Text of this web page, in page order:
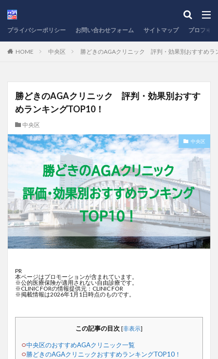
プライバシーポリシー お問い合わせフォーム サイトマップ プロフィ
HOME 中央区 勝どきのAGAクリニック 評判・効果別おすすめラ
勝どきのAGAクリニック 評判・効果別おすす
めランキングTOP10！
中央区
中央区
PR
本ページはプロモーションが含まれています。
※公的医療保険が適用されない自由診療です。
※CLINIC FORの情報提供元：CLINIC FOR
※掲載情報は2026年1月1日時点のものです。
この記事の目次 [非表示]
中央区のおすすめAGAクリニック一覧
勝どきのAGAクリニックおすすめランキングTOP10！